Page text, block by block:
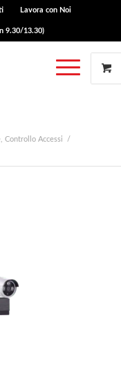
Lavora con Noi
9.30/13.30)
Controllo Accessi
/